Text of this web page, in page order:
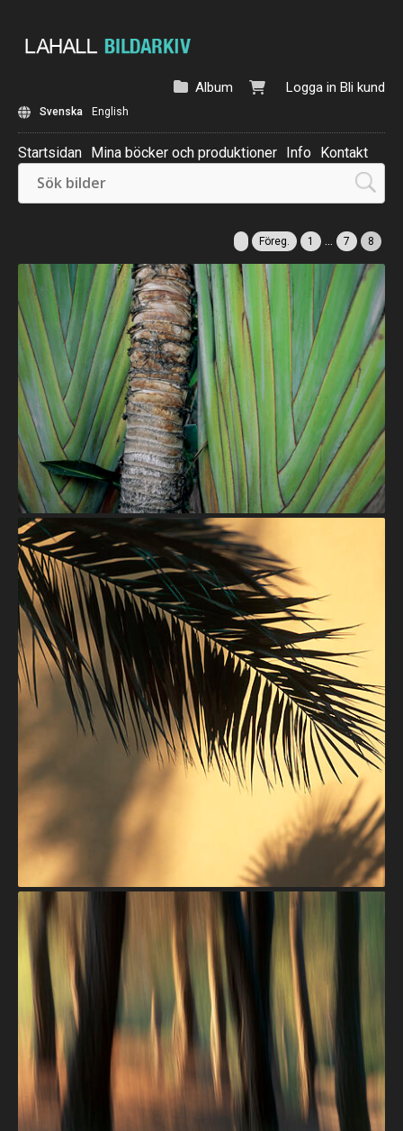
Logga in Bli kund
Album
Svenska English
Startsidan Mina böcker och produktioner Info Kontakt
Beställ: Kalender 2025
Föreg. 1 ... 7 8